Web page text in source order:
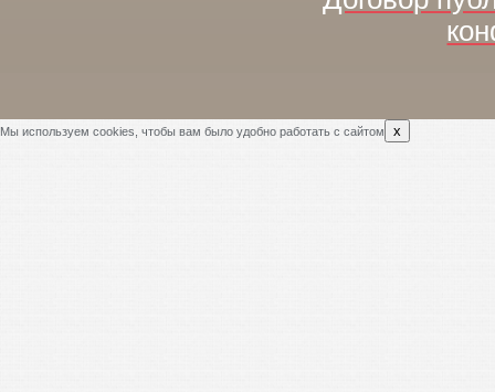
Мы используем cookies, чтобы вам было удобно работать с сайтом x